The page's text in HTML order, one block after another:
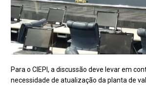
Para o CIEPI, a discussão deve levar em
necessidade de atualização da planta de